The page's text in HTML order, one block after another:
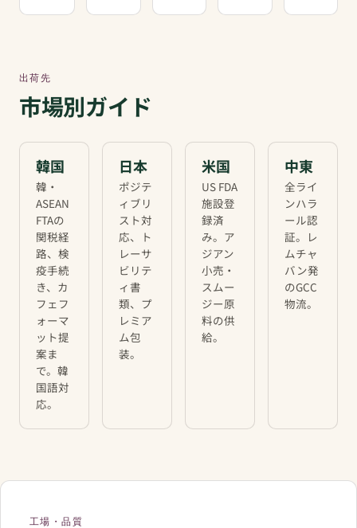
出荷先
市場別ガイド
韓国
韓・
ASEAN
FTAの
関税経
路、検
疫手続
き、カ
フェフ
ォーマ
ット提
案ま
で。韓
国語対
応。
日本
ポジテ
ィブリ
スト対
応、ト
レーサ
ビリテ
ィ書
類、プ
レミア
ム包
装。
米国
US FDA
施設登
録済
み。ア
ジアン
小売・
スムー
ジー原
料の供
給。
中東
全ライ
ンハラ
ール認
証。レ
ムチャ
バン発
のGCC
物流。
工場・品質